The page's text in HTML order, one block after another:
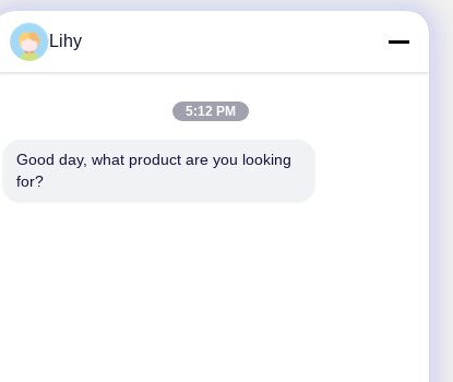
पत्र
के लिए हमारे न्यूज़लेटर की सदस्यता लें।
Lihy
5:12 PM
Good day, what product are you looking
for?